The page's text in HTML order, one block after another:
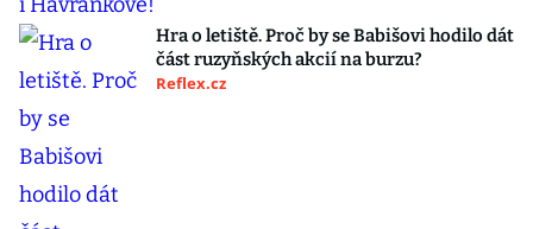
Hra o letiště. Proč by se Babišovi hodilo dát
část ruzyňských akcií na burzu?
Reflex.cz